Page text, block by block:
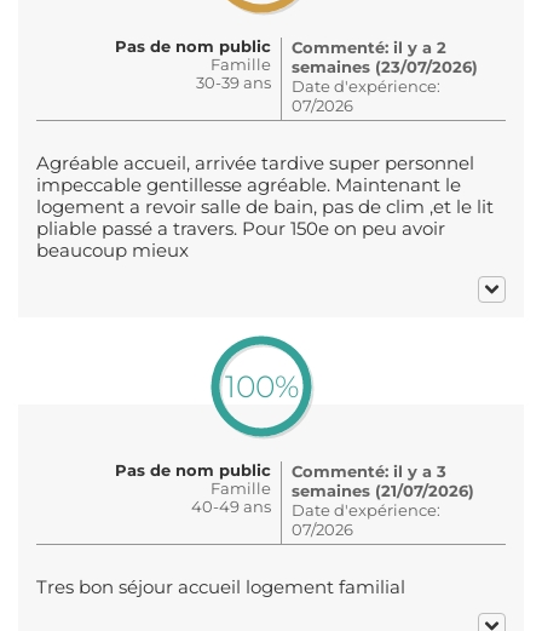
Pas de nom public
Famille
30-39 ans
Commenté: il y a 2
semaines (23/07/2026)
Date d'expérience:
07/2026
Agréable accueil, arrivée tardive super personnel
impeccable gentillesse agréable. Maintenant le
logement a revoir salle de bain, pas de clim ,et le lit
pliable passé a travers. Pour 150e on peu avoir
beaucoup mieux
100%
Pas de nom public
Famille
40-49 ans
Commenté: il y a 3
semaines (21/07/2026)
Date d'expérience:
07/2026
Tres bon séjour accueil logement familial